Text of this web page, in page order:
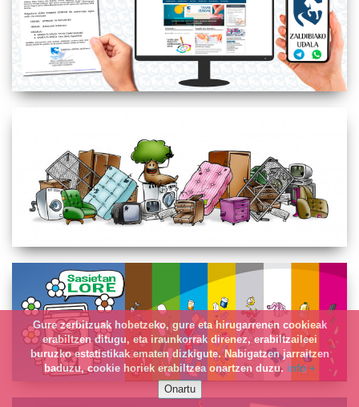
Gure zerbitzuak hobetzeko, gure eta hirugarrenen cookieak
erabiltzen ditugu, eta iraunkorrak direnez, erabiltzaileei
buruzko estatistikak ematen dizkigute. Nabigatzen jarraitzen
baduzu, cookie horiek erabiltzea onartzen duzu. info +